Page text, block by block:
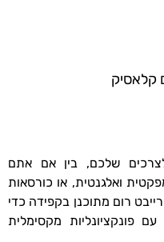
קלאסיק
שלכם, בין אם אתם
ואלגנטית, או כורסאות
רום מתוכנן בקפידה כדי
עם פונקציונליות מקסימלית